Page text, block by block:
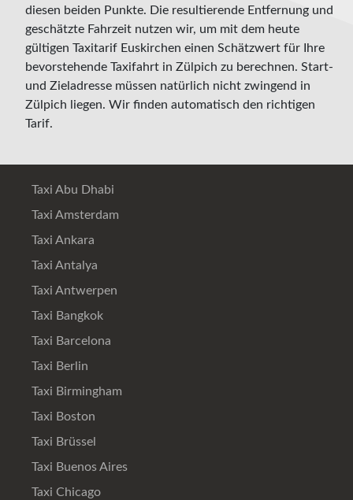
diesen beiden Punkte. Die resultierende Entfernung und
geschätzte Fahrzeit nutzen wir, um mit dem heute
gültigen Taxitarif Euskirchen einen Schätzwert für Ihre
bevorstehende Taxifahrt in Zülpich zu berechnen. Start-
und Zieladresse müssen natürlich nicht zwingend in
Zülpich liegen. Wir finden automatisch den richtigen
Tarif.
Taxi Abu Dhabi
Taxi Amsterdam
Taxi Ankara
Taxi Antalya
Taxi Antwerpen
Taxi Bangkok
Taxi Barcelona
Taxi Berlin
Taxi Birmingham
Taxi Boston
Taxi Brüssel
Taxi Buenos Aires
Taxi Chicago